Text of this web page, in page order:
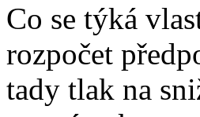
Co se týká
rozpočet
tady tlak na